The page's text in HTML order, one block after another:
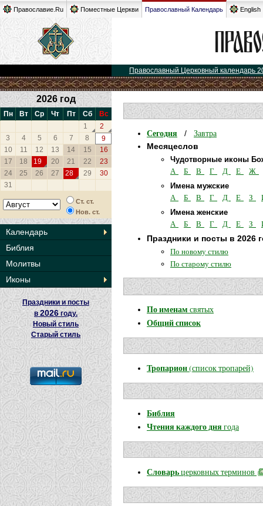
Православие.Ru Поместные Церкви Православный Календарь English
Православный Церковный календарь
2026 год
Пн Вт Ср Чт Пт Сб
Вс
1
2
3
4 5 6 7 8
9
10
11 12 13 14 15
16
17
18 19 20 21 22
23
24
25 26 27 28 29
30
31
Ст. ст.
Нов. ст.
Календарь
Библия
Молитвы
Иконы
Праздники и посты
в 2026году.
Новый стиль
Старый стиль
Сегодня / Завтра
Месяцеслов
Чудотворные иконы
А Б В Г Д Е Ж
Имена мужские
А Б В Г Д Е З
Имена женские
А Б В Г Д Е З
Праздники и посты в 2026
По новому стилю
По старому стилю
По именам святых
Общий список
Тропарион(список тропарей)
Библия
Чтения каждого днягода
Словарьцерковных терминов